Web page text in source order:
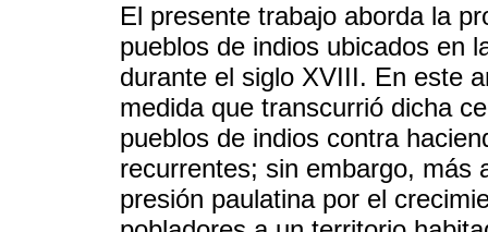
El presente trabajo aborda la
pueblos de indios ubicados en
durante el siglo XVIII. En este
medida que transcurrió dicha
pueblos de indios contra
recurrentes; sin embargo, más
presión paulatina por el